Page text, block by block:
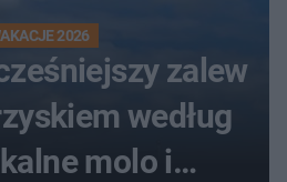
2026
zalew
według
molo i